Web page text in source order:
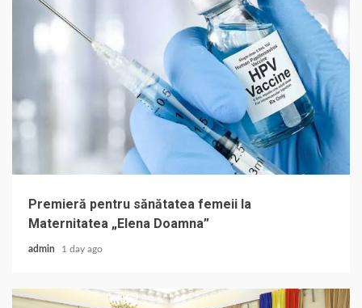
Premieră pentru sănătatea femeii la
Maternitatea „Elena Doamna”
admin 1 day ago